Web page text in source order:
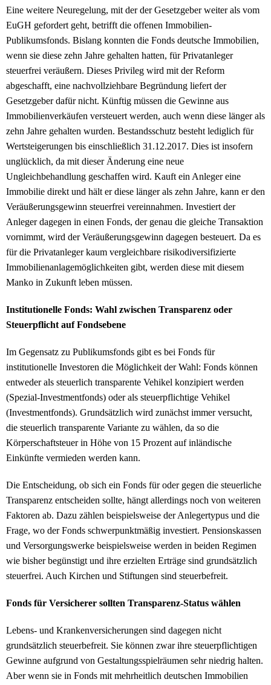
Eine weitere Neuregelung, mit der der Gesetzgeber weiter als vom
EuGH gefordert geht, betrifft die offenen Immobilien-
Publikumsfonds. Bislang konnten die Fonds deutsche Immobilien,
wenn sie diese zehn Jahre gehalten hatten, für Privatanleger
steuerfrei veräußern. Dieses Privileg wird mit der Reform
abgeschafft, eine nachvollziehbare Begründung liefert der
Gesetzgeber dafür nicht. Künftig müssen die Gewinne aus
Immobilienverkäufen versteuert werden, auch wenn diese länger als
zehn Jahre gehalten wurden. Bestandsschutz besteht lediglich für
Wertsteigerungen bis einschließlich 31.12.2017. Dies ist insofern
unglücklich, da mit dieser Änderung eine neue
Ungleichbehandlung geschaffen wird. Kauft ein Anleger eine
Immobilie direkt und hält er diese länger als zehn Jahre, kann er den
Veräußerungsgewinn steuerfrei vereinnahmen. Investiert der
Anleger dagegen in einen Fonds, der genau die gleiche Transaktion
vornimmt, wird der Veräußerungsgewinn dagegen besteuert. Da es
für die Privatanleger kaum vergleichbare risikodiversifizierte
Immobilienanlagemöglichkeiten gibt, werden diese mit diesem
Manko in Zukunft leben müssen.
Institutionelle Fonds: Wahl zwischen Transparenz oder
Steuerpflicht auf Fondsebene
Im Gegensatz zu Publikumsfonds gibt es bei Fonds für
institutionelle Investoren die Möglichkeit der Wahl: Fonds können
entweder als steuerlich transparente Vehikel konzipiert werden
(Spezial-Investmentfonds) oder als steuerpflichtige Vehikel
(Investmentfonds). Grundsätzlich wird zunächst immer versucht,
die steuerlich transparente Variante zu wählen, da so die
Körperschaftsteuer in Höhe von 15 Prozent auf inländische
Einkünfte vermieden werden kann.
Die Entscheidung, ob sich ein Fonds für oder gegen die steuerliche
Transparenz entscheiden sollte, hängt allerdings noch von weiteren
Faktoren ab. Dazu zählen beispielsweise der Anlegertypus und die
Frage, wo der Fonds schwerpunktmäßig investiert. Pensionskassen
und Versorgungswerke beispielsweise werden in beiden Regimen
wie bisher begünstigt und ihre erzielten Erträge sind grundsätzlich
steuerfrei. Auch Kirchen und Stiftungen sind steuerbefreit.
Fonds für Versicherer sollten Transparenz-Status wählen
Lebens- und Krankenversicherungen sind dagegen nicht
grundsätzlich steuerbefreit. Sie können zwar ihre steuerpflichtigen
Gewinne aufgrund von Gestaltungsspielräumen sehr niedrig halten.
Aber wenn sie in Fonds mit mehrheitlich deutschen Immobilien